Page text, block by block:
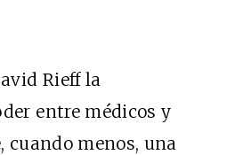
Rieff la
entre médicos y
cuando menos, una